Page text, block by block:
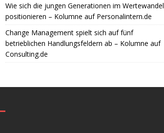
Wie sich die jungen Generationen im Wertewandel
positionieren – Kolumne auf Personalintern.de
Change Management spielt sich auf fünf
betrieblichen Handlungsfeldern ab – Kolumne auf
Consulting.de